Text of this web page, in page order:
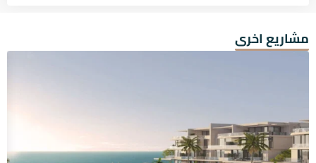
مشاريع اخرى